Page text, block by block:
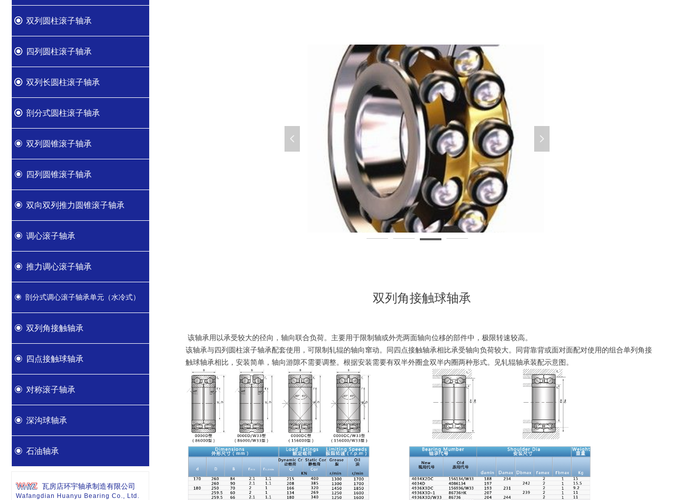
넳 넲
双列角接触球轴承
该轴承用以承受较大的径向，轴向联合负荷。主要用于限制轴或外壳两面轴向位移的部件中，极限转速较高。
该轴承与四列圆柱滚子轴承配套使用，可限制轧辊的轴向窜动。同四点接触轴承相比承受轴向负荷较大。同背靠背或面对面配对使用的组合单列角接
触球轴承相比，安装简单，轴向游隙不需要调整。根据安装需要有双半外圈盒双半内圈两种形式。见轧辊轴承装配示意图。
ꀉ 深沟球轴承
ꀉ 对称滚子轴承
ꀉ 四点接触球轴承
ꀉ 双列角接触轴承
ꀉ 剖分式调心滚子轴承单元（水冷式）
ꀉ 推力调心滚子轴承
ꀉ 调心滚子轴承
ꀉ 双向双列推力圆锥滚子轴承
ꀉ 四列圆锥滚子轴承
ꀉ 双列圆锥滚子轴承
끧 剖分式圆柱滚子轴承
끧 双列长圆柱滚子轴承
끧 四列圆柱滚子轴承
끧 双列圆柱滚子轴承
ꀉ 石油轴承
瓦房店环宇轴承制造有限公司
Wafangdian Huanyu Bearing Co., Ltd.